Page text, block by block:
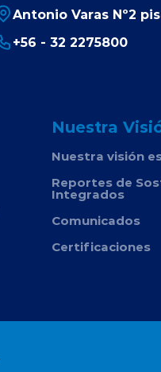
Antonio Varas Nº2
+56 - 32 2275800
Nuestra
Nuestra visión
Reportes de
Integrados
Comunicados
Certificaciones